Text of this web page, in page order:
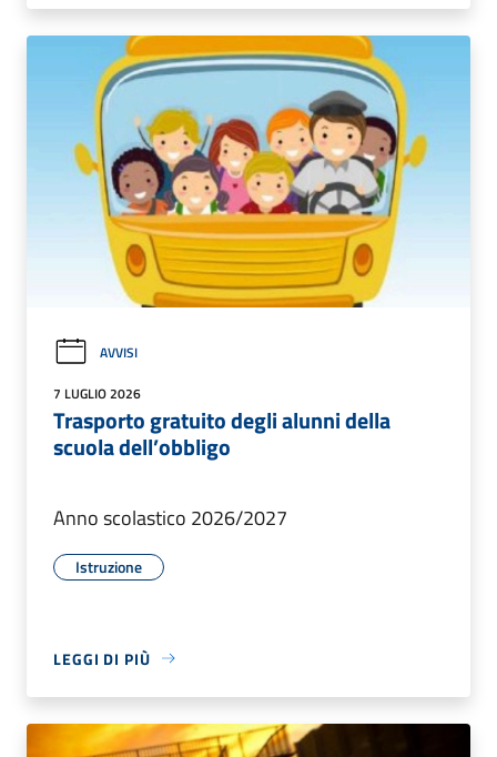
AVVISI
7 LUGLIO 2026
Trasporto gratuito degli alunni della
scuola dell’obbligo
Anno scolastico 2026/2027
Istruzione
LEGGI DI PIÙ